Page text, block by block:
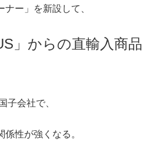
ー」を新設して、
」からの直輸入商品
子会社で、
性が強くなる。